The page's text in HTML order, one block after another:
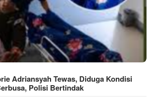
Adriansyah Tewas, Diduga Kondisi
Polisi Bertindak